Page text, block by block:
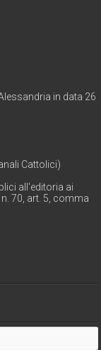
in data 26
Cattolici)
all'editoria ai
70, art. 5, comma